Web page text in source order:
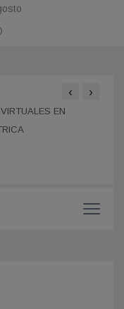
EN
EN EL
‹ ›